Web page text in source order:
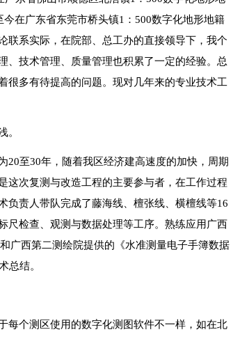
在广东省东莞市桥头镇1：500数字化地形地籍
联系实际，在院部、总工办的直接领导下，我个
、技术管理、质量管理也积累了一定的经验。总
很多有待提高的问题。现对几年来的专业技术工
。
20至30年，随着我区经济建高速度的加快，周期
这次复测与改造工程的主要参与者，在工作过程
负责人带队完成了藤海线、檀张线、横檀线等16
尺检查、观测与数据处理等工序。熟练应用广西
广西第二测绘院提供的《水准测量电子手簿数据
总结。
每个测区使用的数字化测图软件不一样，如在北